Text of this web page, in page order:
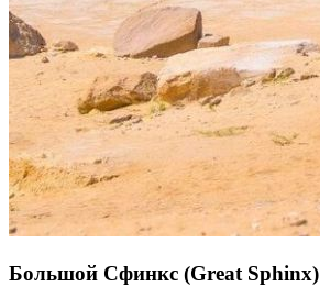
Большой Сфинкс (Great Sphinx)